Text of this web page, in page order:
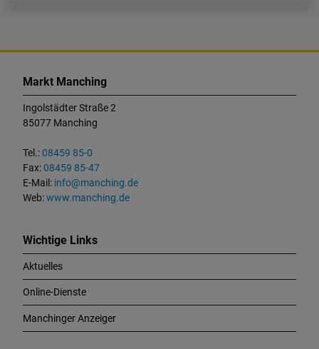
Markt Manching
Ingolstädter Straße 2
85077 Manching
Tel.:08459 85-0
Fax:08459 85-47
E-Mail: info@manching.de
Web:www.manching.de
Wichtige Links
Aktuelles
Online-Dienste
Manchinger Anzeiger